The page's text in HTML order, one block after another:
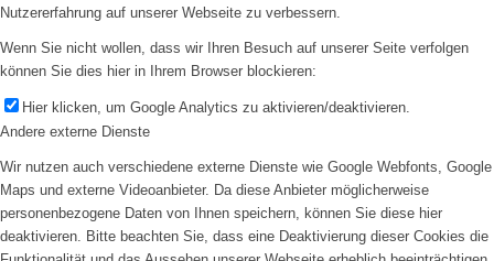
Nutzererfahrung auf unserer Webseite zu verbessern.
Wenn Sie nicht wollen, dass wir Ihren Besuch auf unserer Seite verfolgen
können Sie dies hier in Ihrem Browser blockieren:
Hier klicken, um Google Analytics zu aktivieren/deaktivieren.
Andere externe Dienste
Wir nutzen auch verschiedene externe Dienste wie Google Webfonts, Google
Maps und externe Videoanbieter. Da diese Anbieter möglicherweise
personenbezogene Daten von Ihnen speichern, können Sie diese hier
deaktivieren. Bitte beachten Sie, dass eine Deaktivierung dieser Cookies die